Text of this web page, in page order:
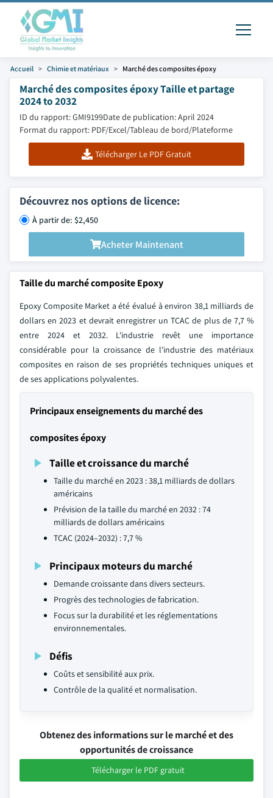
Accueil Chimie et matériaux Marché des composites époxy
Marché des composites époxy Taille et partage
2024 to 2032
ID du rapport: GMI9199Date de publication: April 2024
Format du rapport: PDF/Excel/Tableau de bord/Plateforme
Télécharger Le PDF Gratuit
Découvrez nos options de licence:
À partir de: $2,450
Acheter Maintenant
Taille du marché composite Epoxy
Epoxy Composite Market a été évalué à environ 38,1 milliards de
dollars en 2023 et devrait enregistrer un TCAC de plus de 7,7 %
entre 2024 et 2032. L'industrie revêt une importance
considérable pour la croissance de l'industrie des matériaux
composites en raison de ses propriétés techniques uniques et
de ses applications polyvalentes.
Principaux enseignements du marché des
composites époxy
Taille et croissance du marché
Taille du marché en 2023 : 38,1 milliards de dollars
américains
Prévision de la taille du marché en 2032 : 74
milliards de dollars américains
TCAC (2024–2032) : 7,7 %
Principaux moteurs du marché
Demande croissante dans divers secteurs.
Progrès des technologies de fabrication.
Focus sur la durabilité et les réglementations
environnementales.
Défis
Coûts et sensibilité aux prix.
Contrôle de la qualité et normalisation.
Obtenez des informations sur le marché et des
opportunités de croissance
Télécharger le PDF gratuit